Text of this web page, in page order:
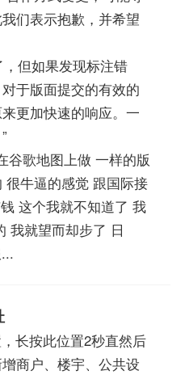
们表示抱歉，并希望
但如果发现标注错
于版面提交的有效的
更加快速的响应。一
谷歌地图上做 一样的版
牛逼的感觉 跟国际接
这个我就不知道了 我
我就望而却步了 日
长按此位置2秒直然后
商户、楼宇、公共设